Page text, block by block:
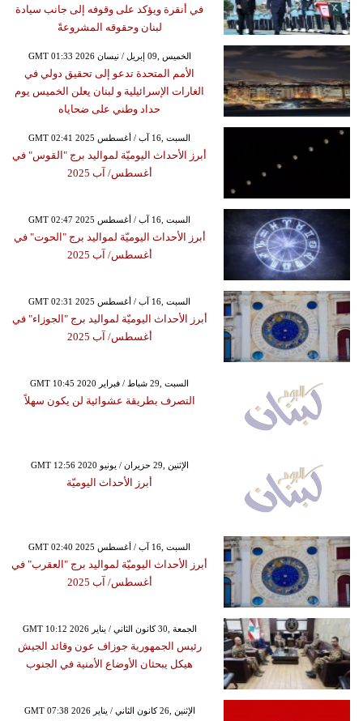
في أنقرة ويؤكد على وقوفه إلى جانب سيادة
لبنان وحقوقه المشروعةً
GMT 01:33 2026 الخميس ,09 إبريل / نيسان
الأمم المتحدة تدعو إلى تحقيق دولي في
الغارات الإسرائيلية و لبنان يعلن الخميس يوم
حداد وطني على ضحاياه
GMT 02:41 2025 السبت ,16 آب / أغسطس
أبرز الأحداث اليوميّة لمواليد برج "القوس" في
أغسطس/ آب 2025
GMT 02:47 2025 السبت ,16 آب / أغسطس
أبرز الأحداث اليوميّة لمواليد برج "الحوت" في
أغسطس/ آب 2025
GMT 02:31 2025 السبت ,16 آب / أغسطس
أبرز الأحداث اليوميّة لمواليد برج "الجوزاء" في
أغسطس/ آب 2025
GMT 10:45 2020 السبت ,29 شباط / فبراير
التصرف بطريقة عشوائية لن يكون سهلاً
GMT 12:56 2020 الإثنين ,29 حزيران / يونيو
أبرز الأحداث اليوميّة
GMT 02:40 2025 السبت ,16 آب / أغسطس
أبرز الأحداث اليوميّة لمواليد برج "العقرب" في
أغسطس/ آب 2025
GMT 10:12 2026 الجمعة ,30 كانون الثاني / يناير
رئيس الجمهورية جوزاف عون وقائد الجيش
هيكل يبحثان الأوضاع الأمنية في الجنوب
GMT 07:38 2026 الإثنين ,26 كانون الثاني / يناير